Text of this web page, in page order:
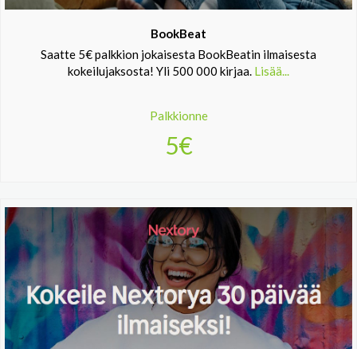
BookBeat
Saatte 5€ palkkion jokaisesta BookBeatin ilmaisesta
kokeilujaksosta! Yli 500 000 kirjaa. Lisää...
Palkkionne
5€